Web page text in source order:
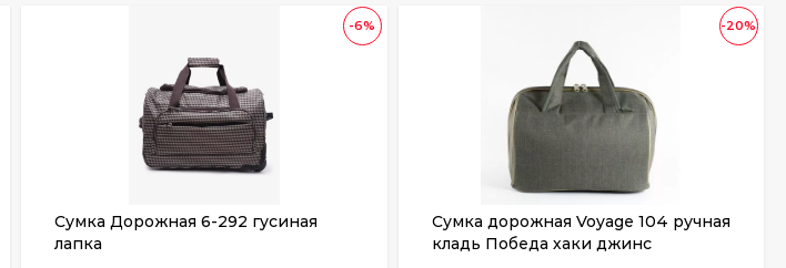
-6%
Сумка Дорожная 6-292 гусиная
лапка
-20%
Сумка дорожная Voyage 104 ручная
кладь Победа хаки джинс